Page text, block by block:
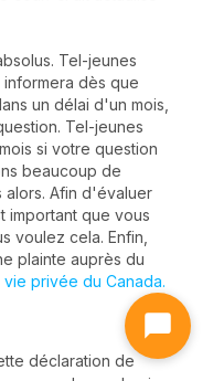
Tel-jeunes
dès que
un délai d'un mois,
Tel-jeunes
si votre question
beaucoup de
alors. Afin d'évaluer
important que vous
voulez cela. Enfin,
plainte auprès du
privée du Canada.
déclaration de